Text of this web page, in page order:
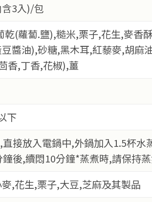
3入)/包
乾(蘿蔔.鹽),糙米,栗子,花生,麥香
醬油),砂糖,黑木耳,紅藜麥,胡麻
香,丁香,花椒),薑
下
直接放入電鍋中,外鍋加入1.5杯
後,續悶10分鐘*蒸煮時,請保持
,花生,栗子,大豆,芝麻及其製品